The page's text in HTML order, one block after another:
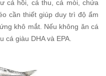
cá hồi, cá thu, cá mòi, chứa
cần thiết giúp duy trì độ ẩm
khô mắt. Nếu không ăn cá
giàu DHA và EPA.